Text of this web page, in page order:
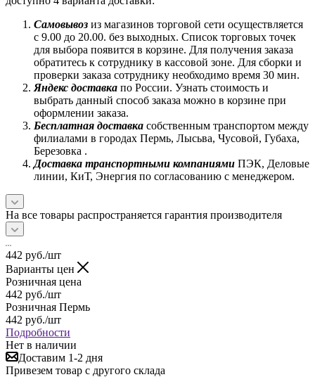
Самовывоз из магазинов торговой сети осуществляется
с 9.00 до 20.00. без выходных. Список торговых точек
для выбора появится в корзине. Для получения заказа
обратитесь к сотруднику в кассовой зоне. Для сборки и
проверки заказа сотруднику необходимо время 30 мин.
Яндекс доставка по России. Узнать стоимость и
выбрать данный способ заказа можно в корзине при
оформлении заказа.
Бесплатная доставка собственным транспортом между
филиалами в городах Пермь, Лысьва, Чусовой, Губаха,
Березовка .
Доставка транспортными компаниями ПЭК, Деловые
линии, КиТ, Энергия по согласованию с менеджером.
На все товары распространяется гарантия производителя
442 руб./шт
Варианты цен
Розничная цена
442 руб./шт
Розничная Пермь
442 руб./шт
Подробности
Нет в наличии
Доставим 1-2 дня
Привезем товар с другого склада